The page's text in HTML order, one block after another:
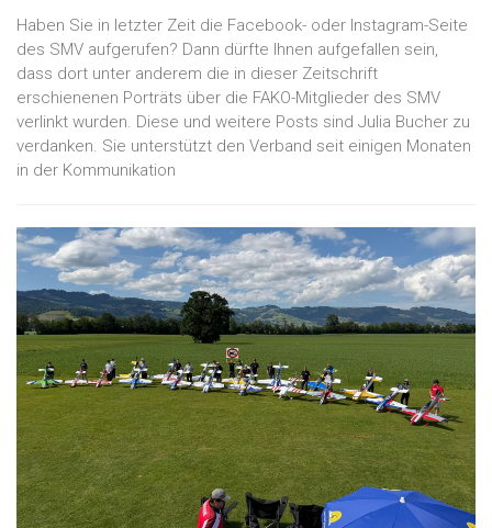
Haben Sie in letzter Zeit die Facebook- oder Instagram-Seite
des SMV aufgerufen? Dann dürfte Ihnen aufgefallen sein,
dass dort unter anderem die in dieser Zeitschrift
erschienenen Porträts über die FAKO-Mitglieder des SMV
verlinkt wurden. Diese und weitere Posts sind Julia Bucher zu
verdanken. Sie unterstützt den Verband seit einigen Monaten
in der Kommunikation